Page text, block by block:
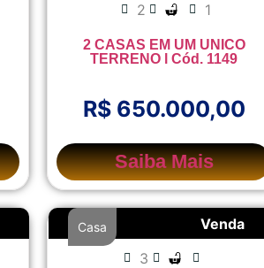
2 1
2 CASAS EM UM UNICO
TERRENO l Cód. 1149
R$ 650.000,00
Saiba Mais
Venda
Casa
3